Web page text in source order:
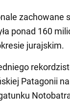
zachowane
ponad 160
jurajskim.
Patagonii